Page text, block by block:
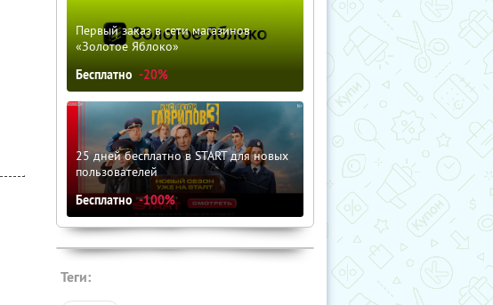
Первый заказ в сети магазинов
«Золотое Яблоко»
Бесплатно -20%
25 дней бесплатно в START для новых
пользователей
Бесплатно -100%
Теги: